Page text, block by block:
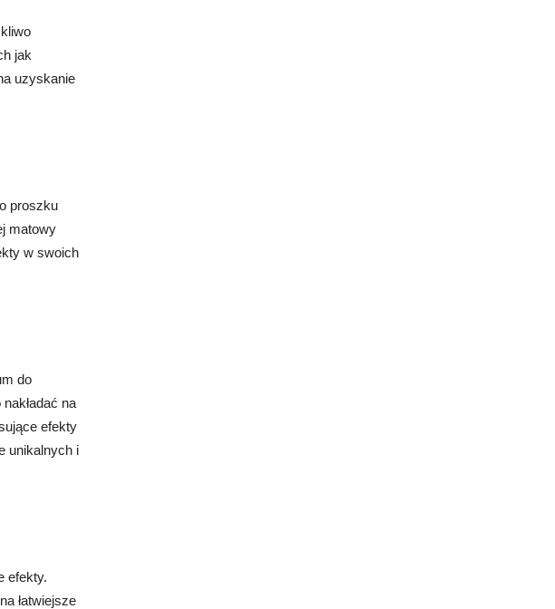
jak
uzyskanie
proszku
matowy
w swoich
do
na
efekty
unikalnych i
efekty.
łatwiejsze